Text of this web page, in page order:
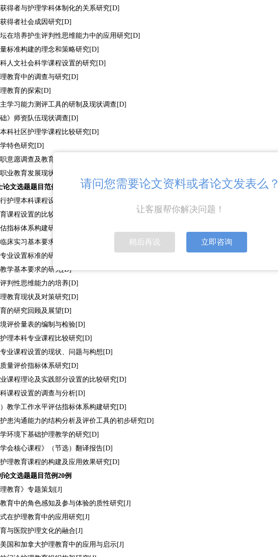
获得者与护理学科体制化的关系研究[D]
获得者社会成因研究[D]
坛在培养护生评判性思维能力中的应用研究[D]
量标准构建的理念和策略研究[D]
科人文社会科学课程设置的研究[D]
理教育中的调查与研究[D]
教育的探索[D]
主学习能力测评工具的研制及现状调查[D]
础》师资队伍现状调查[D]
本科社区护理学课程比较研究[D]
特色研究[D]
意愿调查及教育对策研究[D]
业教育发展现状研究[D]
论文选题题目范例20例
护理本科课程设置的调查与分析[D]
课程设置的比较研究[D]
指标体系构建研究[D]
床实习基本要求的研究[D]
业设置标准的研究与构建[D]
教学基本要求的研究[D]
评判性思维能力的培养[D]
理教育现状及对策研究[D]
育的研究回顾及展望[D]
境评价量表的编制与检验[D]
护理本科专业课程比较研究[D]
专业课程设置的现状、问题与构想[D]
质量评价指标体系研究[D]
业课程理论及实践部分设置的比较研究[D]
科课程设置的调查与分析[D]
）教学工作水平评估指标体系构建研究[D]
护患沟通能力的结构分析及评价工具的初步研究[D]
学环境下基础护理教学的研究[D]
学会核心课程》（节选）翻译报告[D]
护理教育课程的构建及应用效果研究[D]
论文选题题目范例20例
理教育》专题策划[J]
教育中的角色感知及参与体验的质性研究[J]
在护理教育中的应用研究[J]
与医院护理文化的融合[J]
美国和加拿大护理教育中的应用与启示[J]
请问您需要论文资料或者论文发表么？
让客服帮你解决问题！
稍后再说 立即咨询